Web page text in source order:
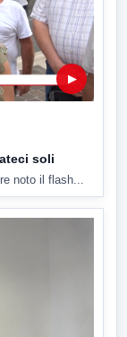
▶
soli
noto il flash...